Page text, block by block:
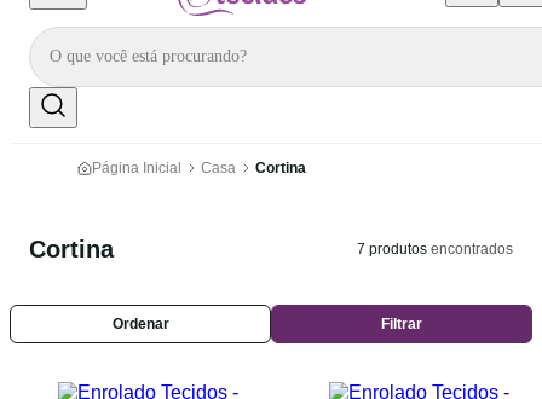
Página Inicial Casa Cortina
Cortina 7 produtos encontrados
Ordenar Filtrar